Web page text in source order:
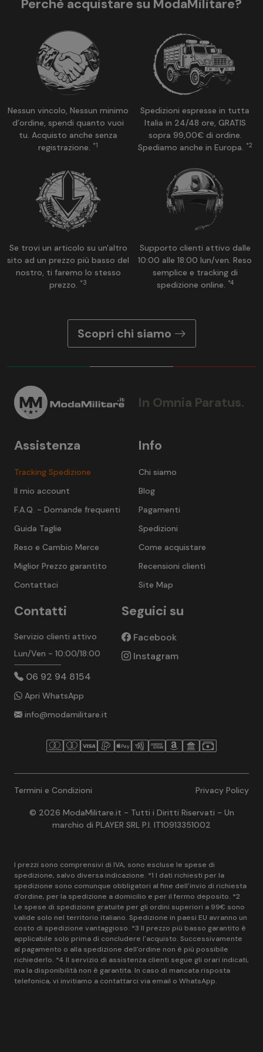
Perchè acquistare su ModaMilitare?
Nessun vincolo, Nessun minimo
d’ordine, spendi quanto vuoi
tu. Acquisto anche senza
registrazione. *1
Spedizioni espresse in tutta
Italia in 24/48 ore, GRATIS
sopra 99,00€ di ordine.
Spediamo anche in Europa. *2
Se trovi un articolo su un'altro
sito ad un prezzo più basso del
nostro, ti faremo lo stesso
prezzo. *3
Supporto clienti attivo dalle
10:00 alle 18:00 lun/ven. Reso
semplice e tracking di
spedizione online. *4
Scopri chi siamo
In Omnia Paratus.
Info
Chi siamo
Blog
Pagamenti
Spedizioni
Come acquistare
Recensioni clienti
Site Map
Assistenza
Tracking Spedizione
Il mio account
F.A.Q. - Domande frequenti
Guida Taglie
Reso e Cambio Merce
Miglior Prezzo garantito
Contattaci
Contatti
Servizio clienti attivo
Lun/Ven - 10:00/18:00
06 92 94 8154
Apri WhatsApp
info@modamilitare.it
Seguici su
Facebook
Instagram
Termini e Condizioni Privacy Policy
© 2026 ModaMilitare.it - Tutti i Diritti Riservati - Un
marchio di PLAYER SRL P.I. IT10913351002
I prezzi sono comprensivi di IVA, sono escluse le spese di
spedizione, salvo diversa indicazione. *1 I dati richiesti per la
spedizione sono comunque obbligatori al fine dell'invio di richiesta
d'ordine, per la spedizione a domicilio e per il fermo deposito. *2
Le spese di spedizione gratuite per gli ordini superiori a 99€ sono
valide solo nel territorio italiano. Spedizione in paesi EU avranno un
costo di spedizione vantaggioso. *3 Il prezzo più basso garantito è
applicabile solo prima di concludere l'acquisto. Successivamente
al pagamento o alla spedizione dell'ordine non è più possibile
richiederlo. *4 Il servizio di assistenza clienti segue gli orari indicati,
ma la disponibilità non è garantita. In caso di mancata risposta
telefonica, vi invitiamo a contattarci via email o WhatsApp.